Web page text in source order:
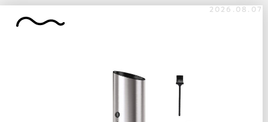
2026.08.07